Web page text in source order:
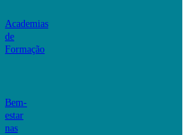
Academias
de
Formação
Bem-
estar
nas